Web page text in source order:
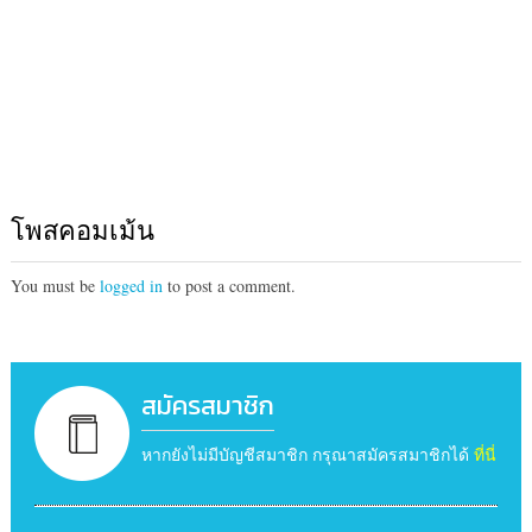
โพสคอมเม้น
You must be logged into post a comment.
สมัครสมาชิก
หากยังไม่มีบัญชีสมาชิก กรุณาสมัครสมาชิกได้ ที่นี่